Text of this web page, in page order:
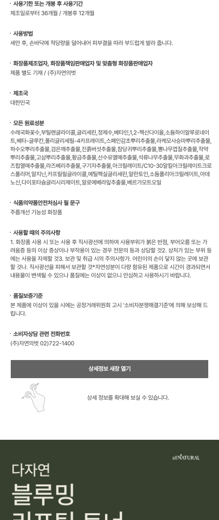
ㆍ사용기한 또는 개봉 후 사용기간
제조일로부터 36개월 / 개봉후 12개월
ㆍ사용방법
세안 후, 손바닥에 적당량을 덜어내어 피부결을 따라 부드럽게 발라 줍니다.
ㆍ화장품제조업자, 화장품책임판매업자 및 맞춤형 화장품판매업자
제품 별도 기재 / (주)자연의벗
ㆍ제조국
대한민국
ㆍ모든 원료성분
수레국화꽃수,부틸렌글라이콜,글리세린,정제수,베타인,1,2-헥산다이올,소듐하이알루로네이
트,베타-글루칸,폴리글리세릴-4카프레이트,스페인감초뿌리추출물,라케모사승마뿌리추출물,
하수오뿌리추출물,검은깨추출물,진흙버섯추출물,참당귀뿌리추출물,뽕나무껍질추출물,작약
뿌리추출물,고삼뿌리추출물,황금추출물,산수유열매추출물,석류나무추출물,무화과추출물,로
즈힙열매추출물,라즈베리추출물,구기자추출물,아크릴레이트/C10-30알킬아크릴레이트크로
스폴리머,알지닌,카프릴릴글라이콜,에틸헥실글리세린,알란토인,소듐폴리아크릴레이트,아데
노신,다이포타슘글리시리제이트,알로에베라잎추출물,베르가모트오일
ㆍ식품의약품안전처심사 필 문구
주름개선 기능성 화장품
ㆍ사용할 때의 주의사항
1. 화장품 사용 시 또는 사용 후 직사광선에 의하여 사용부위가 붉은 반점, 부어오름 또는 가
려움증 등의 이상 증상이나 부작용이 있는 경우 전문의 등과 상담할 것2. 상처가 있는 부위 등
에는 사용을 자제할 것3. 보관 및 취급 시의 주의사항가. 어린이의 손이 닿지 않는 곳에 보관
할 것나. 직사광선을 피해서 보관할 것*자연성분이 다량 함유된 제품으로 시간이 경과되면서
내용물이 변색될 수 있으나 품질에는 이상이 없으니 안심하고 사용하시기 바랍니다.
ㆍ품질보증기준
본 제품에 이상이 있을 시에는 공정거래위원회 고시 '소비자분쟁해결기준'에 의해 보상해 드
립니다.
ㆍ소비자상담 관련 전화번호
(주)자연의벗 02)722-1400
상세정보 새창 열기
상세 정보를 확대해 보실 수 있습니다.